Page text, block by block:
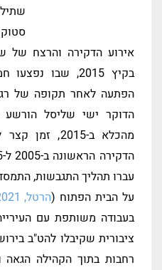
שתיל
סטוק
בקיץ 2015, שבו
הפתעה לאחר תקופה של
מהכלא ב-
עברו תהליך התגבשות,
על הבית הפתוח (הרטל, 2021
בעבודה משותפת עם
ציבורית שקיבלו להט"ב
רחבות בתוך הקהילה הגאה